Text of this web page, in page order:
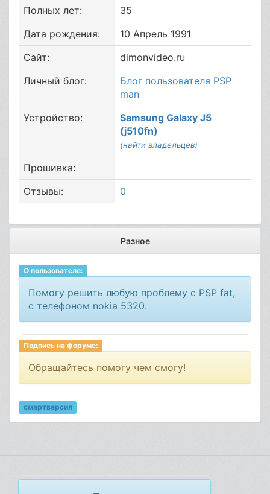
Полных лет:
35
Дата рождения:
10 Апрель 1991
Сайт:
dimonvideo.ru
Личный блог:
Блог пользователя PSP
man
Устройство:
Samsung Galaxy J5
(j510fn)
(найти владельцев)
Прошивка:
Отзывы:
0
Разное
О пользователе:
Помогу решить любую проблему с PSP fat,
с телефоном nokia 5320.
Подпись на форуме:
Обращайтесь помогу чем смогу!
смартверсия